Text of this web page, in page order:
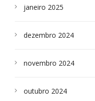
janeiro 2025
dezembro 2024
novembro 2024
outubro 2024